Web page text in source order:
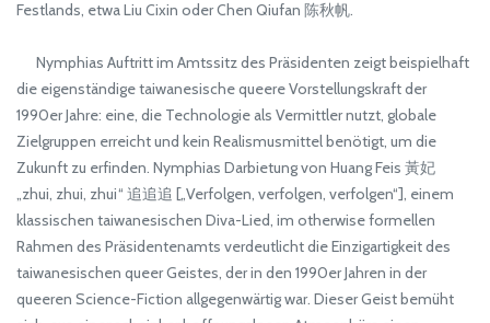
Festlands, etwa Liu Cixin oder Chen Qiufan 陈秋帆.
Nymphias Auftritt im Amtssitz des Präsidenten zeigt beispielhaft
die eigenständige taiwanesische queere Vorstellungskraft der
1990er Jahre: eine, die Technologie als Vermittler nutzt, globale
Zielgruppen erreicht und kein Realismusmittel benötigt, um die
Zukunft zu erfinden. Nymphias Darbietung von Huang Feis 黃妃
„zhui, zhui, zhui“ 追追追 [„Verfolgen, verfolgen, verfolgen“], einem
klassischen taiwanesischen Diva-Lied, im otherwise formellen
Rahmen des Präsidentenamts verdeutlicht die Einzigartigkeit des
taiwanesischen queer Geistes, der in den 1990er Jahren in der
queeren Science-Fiction allgegenwärtig war. Dieser Geist bemüht